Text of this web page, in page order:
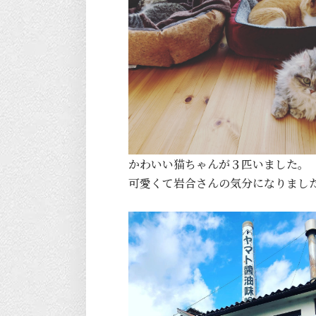
かわいい猫ちゃんが３匹いました。
可愛くて岩合さんの気分になりまし